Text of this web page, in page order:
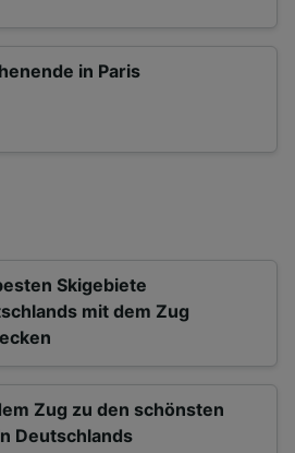
in Paris
Skigebiete
mit dem Zug
Zug zu den schönsten
Deutschlands